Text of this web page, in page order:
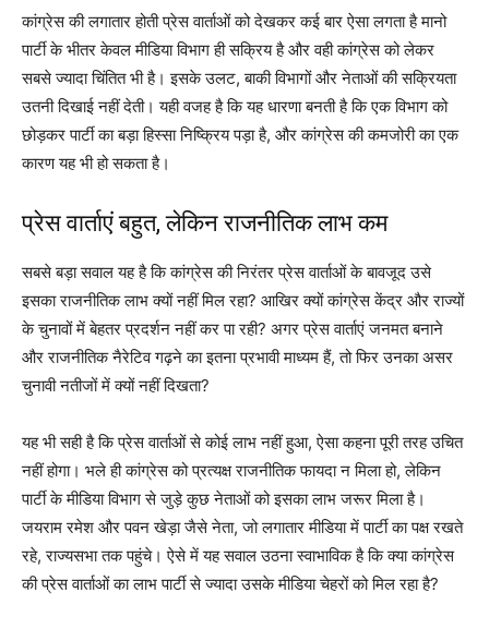
कांग्रेस की लगातार होती प्रेस वार्ताओं को देखकर कई बार ऐसा लगता है मानो
पार्टी के भीतर केवल मीडिया विभाग ही सक्रिय है और वही कांग्रेस को लेकर
सबसे ज्यादा चिंतित भी है। इसके उलट, बाकी विभागों और नेताओं की सक्रियता
उतनी दिखाई नहीं देती। यही वजह है कि यह धारणा बनती है कि एक विभाग को
छोड़कर पार्टी का बड़ा हिस्सा निष्क्रिय पड़ा है, और कांग्रेस की कमजोरी का एक
कारण यह भी हो सकता है।
प्रेस वार्ताएं बहुत, लेकिन राजनीतिक लाभ कम
सबसे बड़ा सवाल यह है कि कांग्रेस की निरंतर प्रेस वार्ताओं के बावजूद उसे
इसका राजनीतिक लाभ क्यों नहीं मिल रहा? आखिर क्यों कांग्रेस केंद्र और राज्यों
के चुनावों में बेहतर प्रदर्शन नहीं कर पा रही? अगर प्रेस वार्ताएं जनमत बनाने
और राजनीतिक नैरेटिव गढ़ने का इतना प्रभावी माध्यम हैं, तो फिर उनका असर
चुनावी नतीजों में क्यों नहीं दिखता?
यह भी सही है कि प्रेस वार्ताओं से कोई लाभ नहीं हुआ, ऐसा कहना पूरी तरह उचित
नहीं होगा। भले ही कांग्रेस को प्रत्यक्ष राजनीतिक फायदा न मिला हो, लेकिन
पार्टी के मीडिया विभाग से जुड़े कुछ नेताओं को इसका लाभ जरूर मिला है।
जयराम रमेश और पवन खेड़ा जैसे नेता, जो लगातार मीडिया में पार्टी का पक्ष रखते
रहे, राज्यसभा तक पहुंचे। ऐसे में यह सवाल उठना स्वाभाविक है कि क्या कांग्रेस
की प्रेस वार्ताओं का लाभ पार्टी से ज्यादा उसके मीडिया चेहरों को मिल रहा है?